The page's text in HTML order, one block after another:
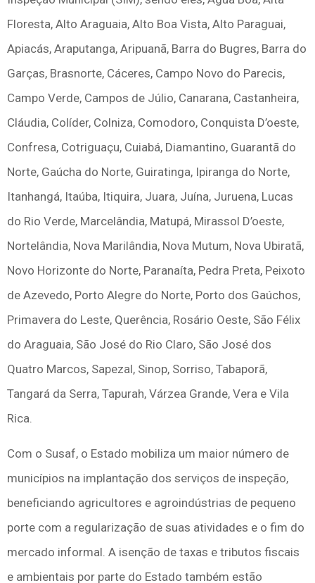
Floresta, Alto Araguaia, Alto Boa Vista, Alto Paraguai,
Apiacás, Araputanga, Aripuanã, Barra do Bugres, Barra do
Garças, Brasnorte, Cáceres, Campo Novo do Parecis,
Campo Verde, Campos de Júlio, Canarana, Castanheira,
Cláudia, Colíder, Colniza, Comodoro, Conquista D’oeste,
Confresa, Cotriguaçu, Cuiabá, Diamantino, Guarantã do
Norte, Gaúcha do Norte, Guiratinga, Ipiranga do Norte,
Itanhangá, Itaúba, Itiquira, Juara, Juína, Juruena, Lucas
do Rio Verde, Marcelândia, Matupá, Mirassol D’oeste,
Nortelândia, Nova Marilândia, Nova Mutum, Nova Ubiratã,
Novo Horizonte do Norte, Paranaíta, Pedra Preta, Peixoto
de Azevedo, Porto Alegre do Norte, Porto dos Gaúchos,
Primavera do Leste, Querência, Rosário Oeste, São Félix
do Araguaia, São José do Rio Claro, São José dos
Quatro Marcos, Sapezal, Sinop, Sorriso, Tabaporã,
Tangará da Serra, Tapurah, Várzea Grande, Vera e Vila
Rica.
Com o Susaf, o Estado mobiliza um maior número de
municípios na implantação dos serviços de inspeção,
beneficiando agricultores e agroindústrias de pequeno
porte com a regularização de suas atividades e o fim do
mercado informal. A isenção de taxas e tributos fiscais
e ambientais por parte do Estado também estão